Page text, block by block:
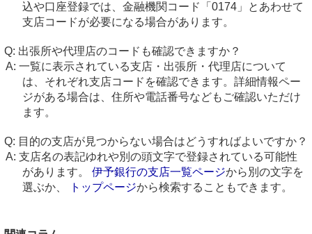
込や口座登録では、金融機関コード「0174」とあわせて
支店コードが必要になる場合があります。
出張所や代理店のコードも確認できますか？
一覧に表示されている支店・出張所・代理店について
は、それぞれ支店コードを確認できます。詳細情報ペー
ジがある場合は、住所や電話番号などもご確認いただけ
ます。
目的の支店が見つからない場合はどうすればよいですか？
支店名の表記ゆれや別の頭文字で登録されている可能性
があります。 伊予銀行の支店一覧ページから別の文字を
選ぶか、
トップページから検索することもできます。